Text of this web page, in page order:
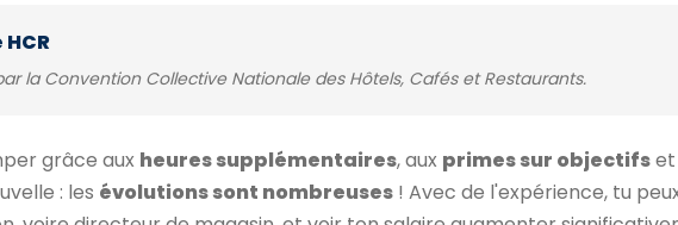
la Convention Collective Nationale des Hôtels, Cafés et Restaurants.
grâce aux heures supplémentaires, aux primes sur objectifset
: les évolutions sont nombreuses ! Avec de l'expérience, tu